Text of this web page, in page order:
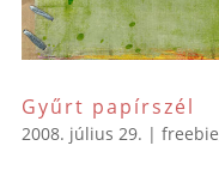
Gyűrt papírszél
2008. július 29. | freebie